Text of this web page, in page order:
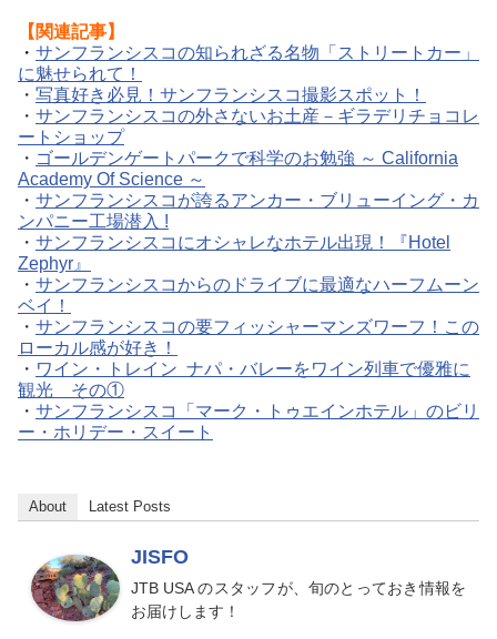
【関連記事】
・ サンフランシスコの知られざる名物「ストリートカー」
に魅せられて！
・ 写真好き必見！サンフランシスコ撮影スポット！
・ サンフランシスコの外さないお土産－ギラデリチョコレ
ートショップ
・ ゴールデンゲートパークで科学のお勉強 ～ California
Academy Of Science ～
・ サンフランシスコが誇るアンカー・ブリューイング・カ
ンパニー工場潜入 !
・ サンフランシスコにオシャレなホテル出現！『Hotel
Zephyr』
・ サンフランシスコからのドライブに最適なハーフムーン
ベイ！
・ サンフランシスコの要フィッシャーマンズワーフ！この
ローカル感が好き！
・ ワイン・トレイン ナパ・バレーをワイン列車で優雅に
観光 その①
・ サンフランシスコ「マーク・トゥエインホテル」のビリ
ー・ホリデー・スイート
About Latest Posts
JISFO
JTB USA のスタッフが、旬のとっておき情報を
お届けします！